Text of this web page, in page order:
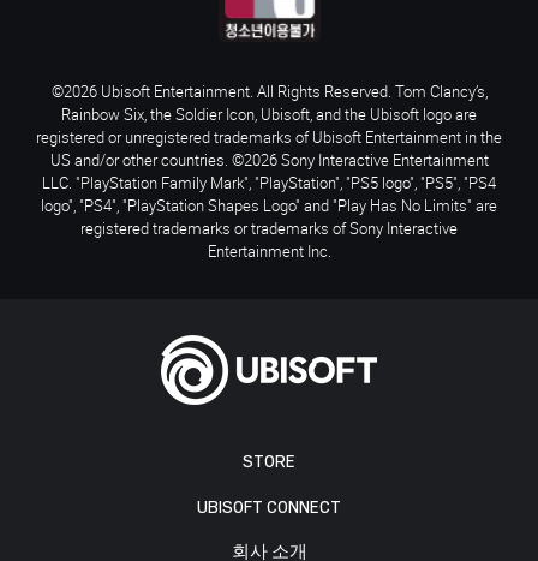
STORE
UBISOFT CONNECT
회사 소개
©2026 Ubisoft Entertainment. All Rights Reserved. Tom Clancy’s,
Rainbow Six, the Soldier Icon, Ubisoft, and the Ubisoft logo are
registered or unregistered trademarks of Ubisoft Entertainment in the
US and/or other countries. ©2026 Sony Interactive Entertainment
LLC. "PlayStation Family Mark", "PlayStation", "PS5 logo", "PS5", "PS4
logo", "PS4", "PlayStation Shapes Logo" and "Play Has No Limits" are
registered trademarks or trademarks of Sony Interactive
Entertainment Inc.